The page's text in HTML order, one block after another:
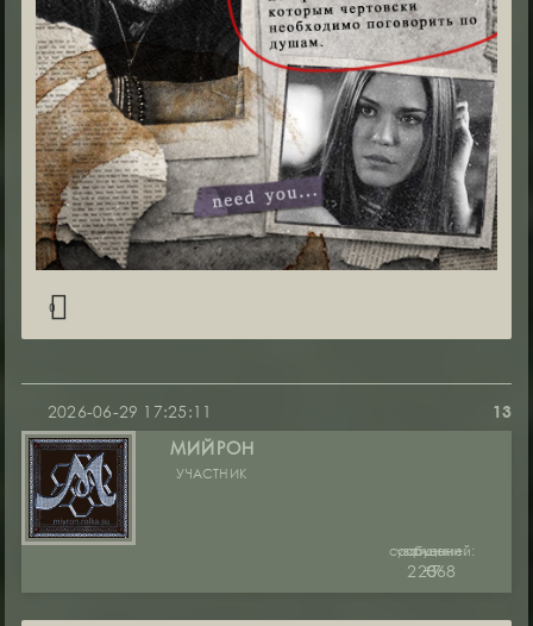
0
13
2026-06-29 17:25:11
МИЙРОН
УЧАСТНИК
руны:
0
сообщений:
22368
уважение:
+7